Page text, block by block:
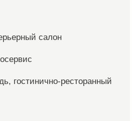
салон
гостинично-ресторанный